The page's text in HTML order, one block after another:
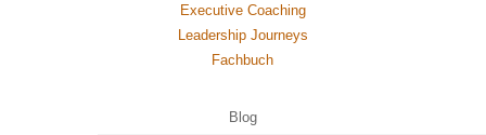
Executive Coaching
Leadership Journeys
Fachbuch
Blog